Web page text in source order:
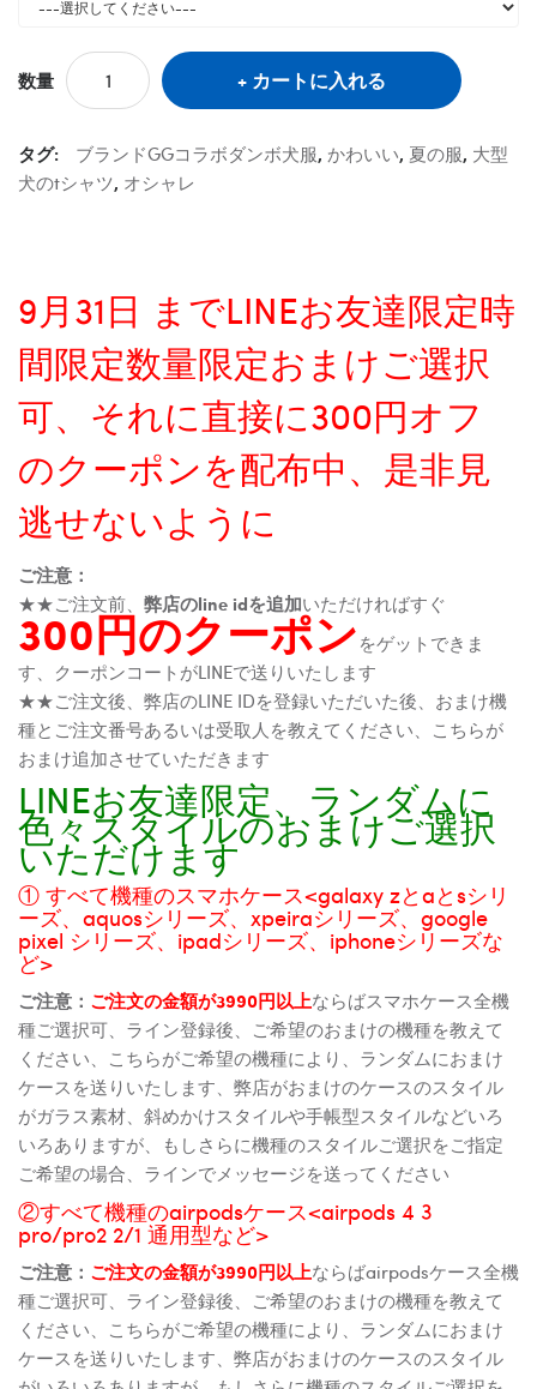
数量 カートに入れる
タグ: ブランドGGコラボダンボ犬服, かわいい, 夏の服, 大型
犬のtシャツ, オシャレ
9月31日 までLINEお友達限定時
間限定数量限定おまけご選択
可、それに直接に300円オフ
のクーポンを配布中、是非見
逃せないように
ご注意：
★★ご注文前、 弊店のline idを追加いただければすぐ
300円のクーポンをゲットできま
す、クーポンコートがLINEで送りいたします
★★ご注文後、弊店のLINE IDを登録いただいた後、おまけ機
種とご注文番号あるいは受取人を教えてください、こちらが
おまけ追加させていただきます
LINEお友達限定、ランダムに
色々スタイルのおまけご選択
いただけます
① すべて機種のスマホケース<galaxy zとaとsシリ
ーズ、aquosシリーズ、xpeiraシリーズ、google
pixel シリーズ、ipadシリーズ、iphoneシリーズな
ど>
ご注意： ご注文の金額が3990円以上ならばスマホケース全機
種ご選択可、ライン登録後、ご希望のおまけの機種を教えて
ください、こちらがご希望の機種により、ランダムにおまけ
ケースを送りいたします、弊店がおまけのケースのスタイル
がガラス素材、斜めかけスタイルや手帳型スタイルなどいろ
いろありますが、もしさらに機種のスタイルご選択をご指定
ご希望の場合、ラインでメッセージを送ってください
②すべて機種のairpodsケース<airpods 4 3
pro/pro2 2/1 通用型など>
ご注意： ご注文の金額が3990円以上ならばairpodsケース全機
種ご選択可、ライン登録後、ご希望のおまけの機種を教えて
ください、こちらがご希望の機種により、ランダムにおまけ
ケースを送りいたします、弊店がおまけのケースのスタイル